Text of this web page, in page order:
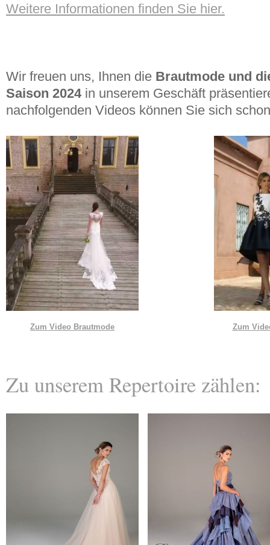
Weitere Informationen finden Sie hier.
Wir freuen uns, Ihnen die Brautmode und
Saison 2024 in unserem Geschäft
nachfolgenden Videos können Sie sich
Zum Video Brautmode Zum
Zu unserem Repertoire zählen: